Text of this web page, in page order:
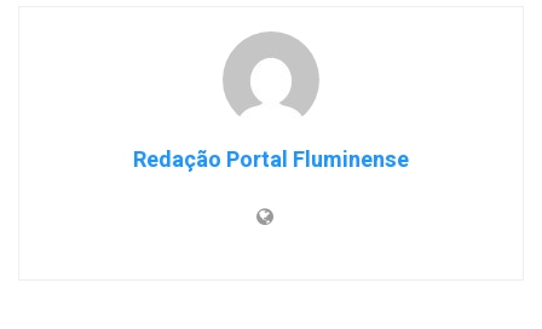
Redação Portal Fluminense